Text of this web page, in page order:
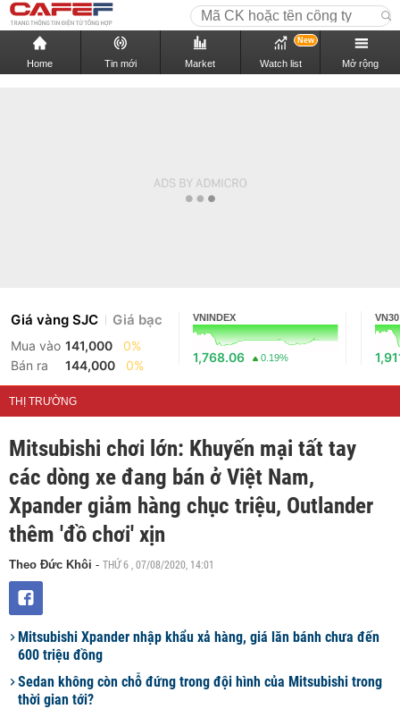
Home Tin mới Market Watch list
New
Mở rộng
Giá vàng SJC Giá bạc
Mua vào 141,000
0%
Bán ra
144,000 0%
VNINDEX
1,768.06 0.19%
VN30
THỊ TRƯỜNG
Mitsubishi chơi lớn: Khuyến mại tất tay
các dòng xe đang bán ở Việt Nam,
Xpander giảm hàng chục triệu, Outlander
thêm 'đồ chơi' xịn
Theo Đức Khôi - THỨ 6 , 07/08/2020, 14:01
Mitsubishi Xpander nhập khẩu xả hàng, giá lăn bánh chưa đến
600 triệu đồng
Sedan không còn chỗ đứng trong đội hình của Mitsubishi trong
thời gian tới?